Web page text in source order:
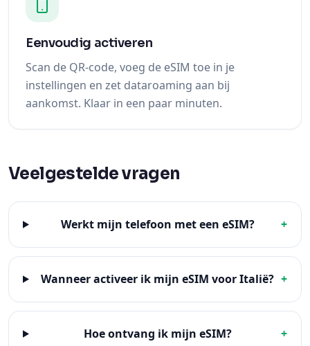
Eenvoudig activeren
Scan de QR-code, voeg de eSIM toe in je
instellingen en zet dataroaming aan bij
aankomst. Klaar in een paar minuten.
Veelgestelde vragen
Werkt mijn telefoon met een eSIM? +
Wanneer activeer ik mijn eSIM voor Italië? +
Hoe ontvang ik mijn eSIM? +